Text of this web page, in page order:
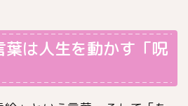
葉は人生を動かす「呪